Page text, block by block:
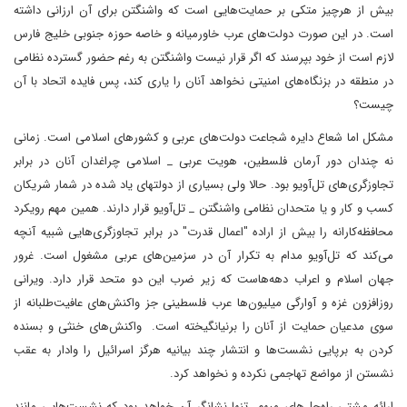
بیش از هرچیز متکی بر حمایت‌هایی است که واشنگتن برای آن ارزانی داشته
است. در این صورت دولت‌های عرب خاورمیانه و خاصه حوزه جنوبی خلیج فارس
لازم است از خود بپرسند که اگر قرار نیست واشنگتن به رغم حضور گسترده نظامی
در منطقه در بزنگاه‌های امنیتی نخواهد آنان را یاری کند، پس فایده اتحاد با آن
چیست؟
مشکل اما شعاع دایره شجاعت دولت‌های عربی و کشورهای اسلامی است. زمانی
نه چندان دور آرمان فلسطین، هویت عربی _ اسلامی چراغدان آنان در برابر
تجاوزگری‌های تل‌آویو بود. حالا ولی بسیاری از دولت‎های یاد شده در شمار شریکان
کسب و کار و یا متحدان نظامی واشنگتن _ تل‌آویو قرار دارند. همین مهم رویکرد
محافظه‌کارانه را بیش از اراده "اعمال قدرت" در برابر تجاوزگری‌هایی شبیه آنچه
می‌کند که تل‌آویو مدام به تکرار آن در سزمین‌های عربی مشغول است. غرور
جهان اسلام و اعراب دهه‌هاست که زیر ضرب این دو متحد قرار دارد. ویرانی
روزافزون غزه و آوارگی میلیون‌ها عرب فلسطینی جز واکنش‌های عافیت‌طلبانه از
سوی مدعیان حمایت از آنان را برنیانگیخته است. واکنش‌های خنثی و بسنده
کردن به برپایی نشست‌ها و انتشار چند بیانیه هرگز اسرائیل را وادار به عقب
نشستن از مواضع تهاجمی نکرده و نخواهد کرد.